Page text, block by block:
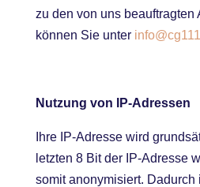
zu den von uns beauftragten
können Sie unter
Nutzung von IP-Adressen
Ihre IP-Adresse wird
letzten 8 Bit der IP-Adresse
somit anonymisiert. Dadurch